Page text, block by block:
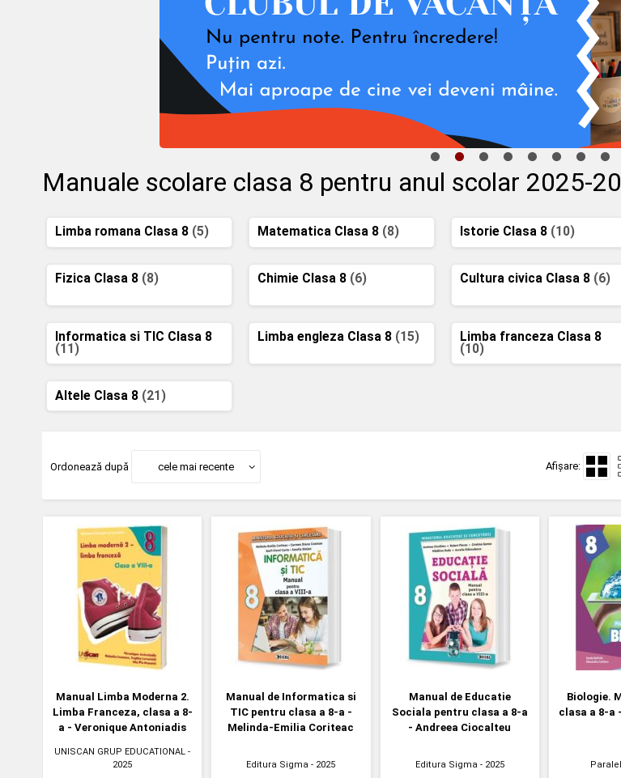
Manuale scolare clasa 8 pentru anul scolar 2025-
Limba romana Clasa 8 (5) Matematica Clasa 8 (8) Istorie Clasa 8 (10)
Fizica Clasa 8 (8) Chimie Clasa 8 (6) Cultura civica Clasa 8 (6)
Informatica si TIC Clasa 8
(11)
Limba engleza Clasa 8 (15)
Limba franceza Clasa 8
(10)
Altele Clasa 8 (21)
Ordonează după cele mai recente Afișare:
Manual Limba Moderna 2.
Limba Franceza, clasa a 8-
a - Veronique Antoniadis
UNISCAN GRUP EDUCATIONAL -
2025
Manual de Informatica si
TIC pentru clasa a 8-a -
Melinda-Emilia Coriteac
Editura Sigma - 2025
Manual de Educatie
Sociala pentru clasa a 8-a
- Andreea Ciocalteu
Editura Sigma- 2025
Biologie.
clasa a 8-a